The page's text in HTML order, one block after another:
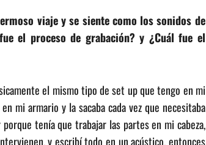
viaje y se siente como los sonidos de
el proceso de grabación? y ¿Cuál fue el
el mismo tipo de set up que tengo en mi
mi armario y la sacaba cada vez que necesitaba
tenía que trabajar las partes en mi cabeza,
y escribí todo en un acústico, entonces